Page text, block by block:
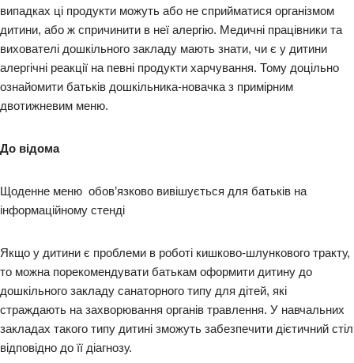
випадках ці продукти можуть або не сприйматися організмом
дитини, або ж спричинити в неї алергію. Медичні працівники та
вихователі дошкільного закладу мають знати, чи є у дитини
алергічні реакції на певні продукти харчування. Тому доцільно
ознайомити батьків дошкільника-новачка з примірним
двотижневим меню.
До відома
Щоденне меню обов’язково вивішується для батьків на
інформаційному стенді
Якщо у дитини є проблеми в роботі кишково-шлункового тракту,
то можна порекомендувати батькам оформити дитину до
дошкільного закладу санаторного типу для дітей, які
страждають на захворювання органів травлення. У навчальних
закладах такого типу дитині зможуть забезпечити дієтичний стіл
відповідно до її діагнозу.